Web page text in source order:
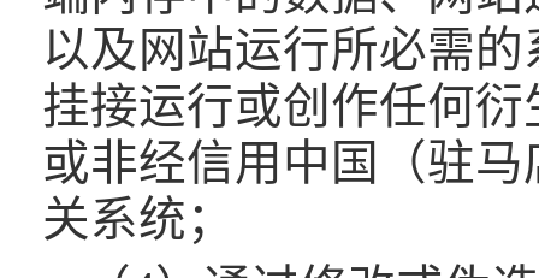
以及网站运行所必需
挂接运行或创作任何
或非经信用中国（驻
关系统；